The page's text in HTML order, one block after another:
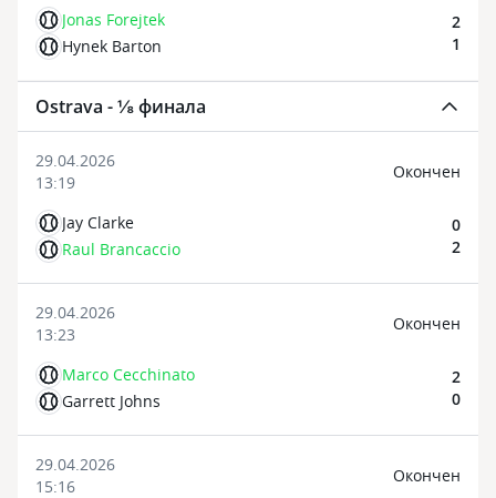
Jonas Forejtek
Hynek Barton
2
1
Ostrava - ⅛ финала
29.04.2026
13:19
Jay Clarke
Raul Brancaccio
Oкончен
0
2
29.04.2026
13:23
Marco Cecchinato
Garrett Johns
Oкончен
2
0
29.04.2026
15:16
Oкончен